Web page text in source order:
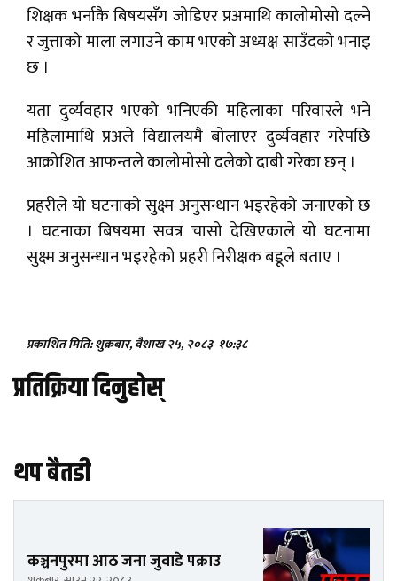
शिक्षक भर्नाकै बिषयसँग जोडिएर प्रअमाथि कालोमोसो दल्ने
र जुत्ताको माला लगाउने काम भएको अध्यक्ष साउँदको भनाइ
छ ।
यता दुर्व्यवहार भएको भनिएकी महिलाका परिवारले भने
महिलामाथि प्रअले विद्यालयमै बोलाएर दुर्व्यवहार गरेपछि
आक्रोशित आफन्तले कालोमोसो दलेको दाबी गरेका छन् ।
प्रहरीले यो घटनाको सुक्ष्म अनुसन्धान भइरहेको जनाएको छ
। घटनाका बिषयमा सवत्र चासो देखिएकाले यो घटनामा
सुक्ष्म अनुसन्धान भइरहेको प्रहरी निरीक्षक बडूले बताए ।
प्रकाशित मिति: शुक्रबार, वैशाख २५, २०८३ १७:३८
प्रतिक्रिया दिनुहोस्
थप बैतडी
कञ्चनपुरमा आठ जना जुवाडे पक्राउ